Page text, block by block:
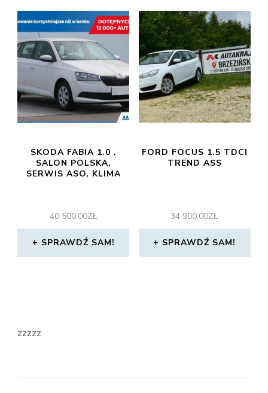
SKODA FABIA 1.0 ,
SALON POLSKA,
SERWIS ASO, KLIMA
40 500,00ZŁ
SPRAWDŹ SAM!
FORD FOCUS 1.5 TDCI
TREND ASS
34 900,00ZŁ
SPRAWDŹ SAM!
zzzzz